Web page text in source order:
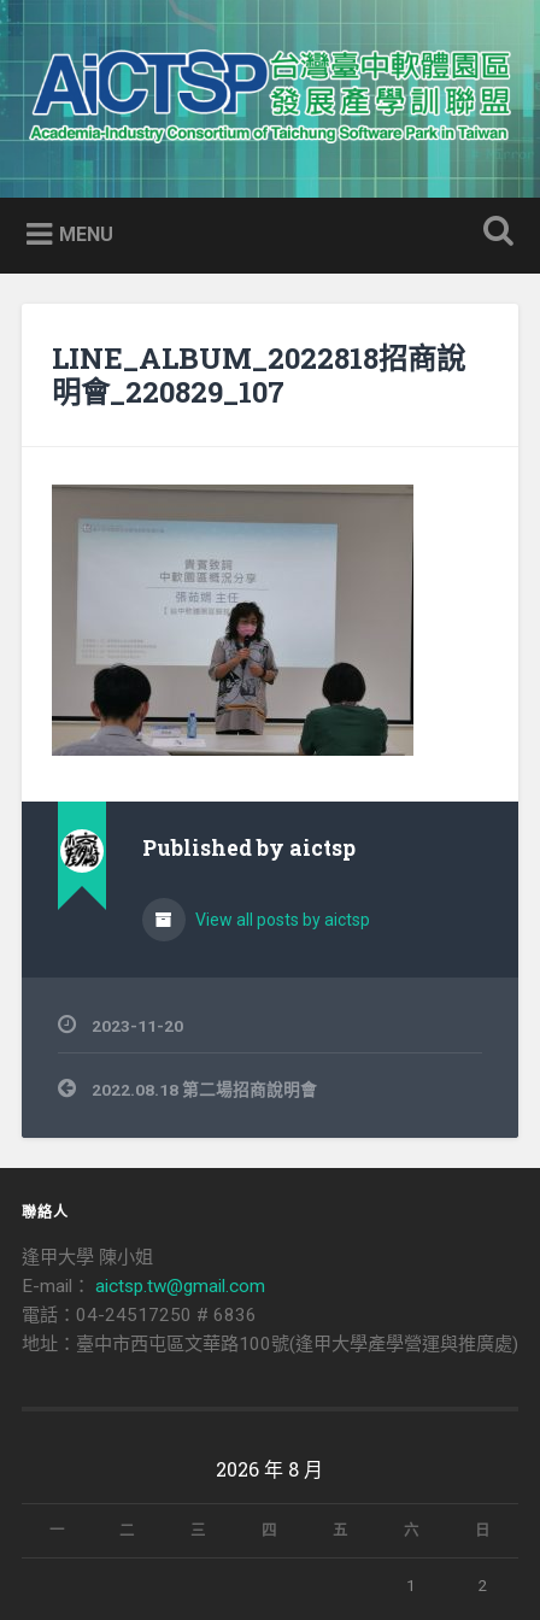
Skip
to
content
Search
AICTSP 台灣臺中軟體園區發展
產學訓聯盟
Academia-Industry Consortium of Taichung Software Park
in Taiwan
MENU
LINE_ALBUM_2022818招商說
明會_220829_107
Published by aictsp
View all posts by aictsp
2023-11-20
文
章
覽
2022.08.18 第二場招商說明會
聯絡人
逢甲大學 陳小姐
E-mail： aictsp.tw@gmail.com
電話：04-24517250 # 6836
地址：臺中市西屯區文華路100號(逢甲大學產學營運與推廣處)
2026 年 8 月
一 二 三 四 五 六 日
1 2